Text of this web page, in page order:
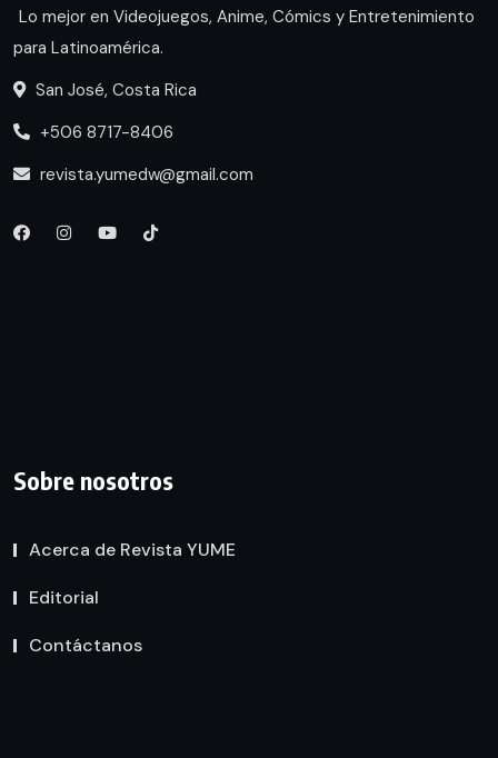
Lo mejor en Videojuegos, Anime, Cómics y Entretenimiento
para Latinoamérica.
San José, Costa Rica
+506 8717-8406
revista.yumedw@gmail.com
Sobre nosotros
Acerca de Revista YUME
Editorial
Contáctanos